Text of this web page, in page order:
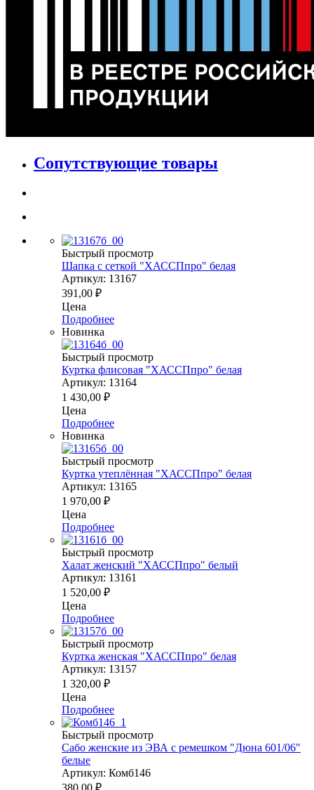
Сопутствующие товары
Быстрый просмотр
Шапка с сеткой "ХАССПпро" белая
Артикул: 13167
391,00 ₽
Цена
Подробнее
Новинка
Быстрый просмотр
Куртка флисовая "ХАССПпро" белая
Артикул: 13164
1 430,00 ₽
Цена
Подробнее
Новинка
Быстрый просмотр
Куртка утеплённая "ХАССПпро" белая
Артикул: 13165
1 970,00 ₽
Цена
Подробнее
Быстрый просмотр
Халат женский "ХАССПпро" белый
Артикул: 13161
1 520,00 ₽
Цена
Подробнее
Быстрый просмотр
Куртка женская "ХАССПпро" белая
Артикул: 13157
1 320,00 ₽
Цена
Подробнее
Быстрый просмотр
Сабо женские из ЭВА с ремешком "Дюна 601/06"
белые
Артикул: Комб146
380,00 ₽